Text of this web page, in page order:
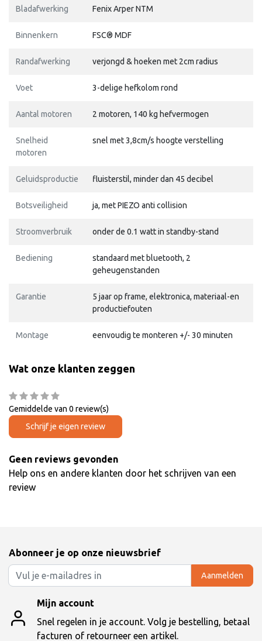
Bladafwerking Fenix Arper NTM
Binnenkern FSC® MDF
Randafwerking verjongd & hoeken met 2cm radius
Voet 3-delige hefkolom rond
Aantal motoren 2 motoren, 140 kg hefvermogen
Snelheid
motoren
snel met 3,8cm/s hoogte verstelling
Geluidsproductie fluisterstil, minder dan 45 decibel
Botsveiligheid ja, met PIEZO anti collision
Stroomverbruik onder de 0.1 watt in standby-stand
Bediening
standaard met bluetooth, 2
geheugenstanden
Garantie
5 jaar op frame, elektronica, materiaal-en
productiefouten
Montage eenvoudig te monteren +/- 30 minuten
Wat onze klanten zeggen
Gemiddelde van 0 review(s)
Schrijf je eigen review
Geen reviews gevonden
Help ons en andere klanten door het schrijven van een
review
Abonneer je op onze nieuwsbrief
Aanmelden
Mijn account
Snel regelen in je account. Volg je bestelling, betaal
facturen of retourneer een artikel.